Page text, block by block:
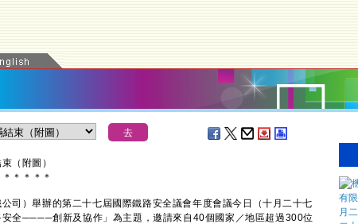
（附圖）
＊ ＊ ＊ ＊ ＊
）舉辦的第二十七屆國際鐵路安全議會年度會議今日（十月二十七
安全────創新及協作」為主題，邀請來自40個國家／地區超過300位